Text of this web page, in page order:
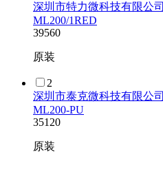
深圳市特力微科技有限公司
ML200/1RED
39560
原装
2
深圳市泰克微科技有限公司
ML200-PU
35120
原装